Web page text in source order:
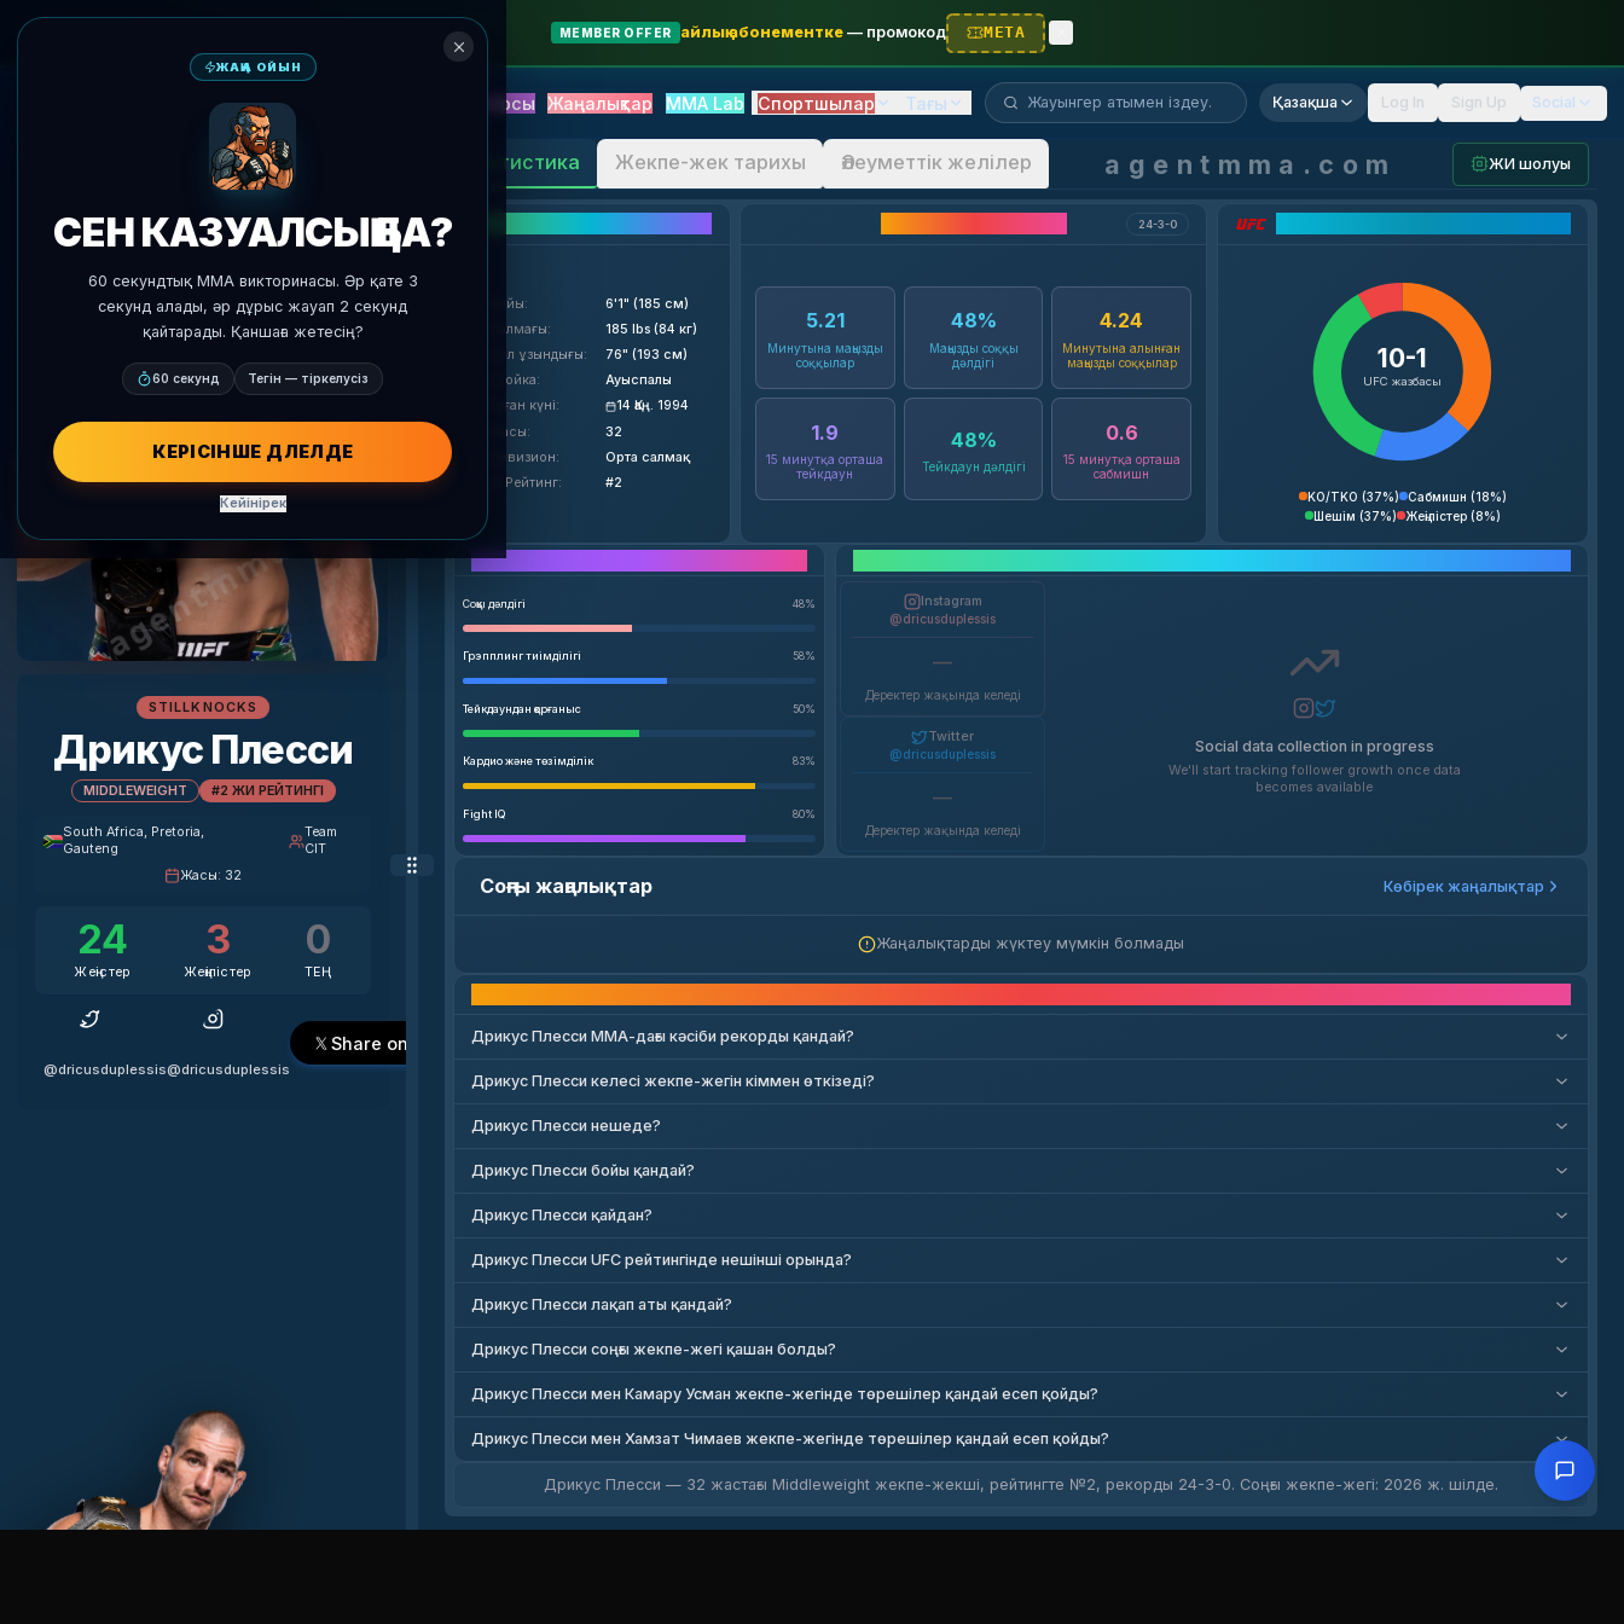
MEMBER OFFER айлық абонементке — промокод META
ЖИ Болжамдар Блиц Қарсы Жаңалықтар MMA Lab Спортшылар Тағы Жауынгерді іздеу... Қазақша Log In Sign Up Social
agentmma.com
STILLKNOCKS
Дрикус Плесси
MIDDLEWEIGHT #2 ЖИ РЕЙТИНГІ
South Africa, Pretoria,
Gauteng
Team
CIT
Жасы: 32
24
Жеңістер
3
Жеңілістер
0
ТЕҢ
@dricusduplessis@dricusduplessis
Share on X
Статистика Жекпе-жек тарихы Әлеуметтік желілер agentmma.com ЖИ шолуы
Бойы:
6'1" (185 см)
Салмағы:
185 lbs (84 кг)
Қол ұзындығы:
76" (193 см)
Стойка:
Ауыспалы
Туған күні:
14 Қаң. 1994
Жасы:
32
Дивизион:
Орта салмақ
AI Рейтинг: #2
24-3-0
5.21
Минутына маңызды
соққылар
48%
Маңызды соққы
дәлдігі
4.24
Минутына алынған
маңызды соққылар
1.9
15 минутқа орташа
тейкдаун
48%
Тейкдаун дәлдігі
0.6
15 минутқа орташа
сабмишн
10-1
UFC жазбасы
KO/TKO (37%) Сабмишн (18%)
Шешім (37%) Жеңілістер (8%)
Соққы дәлдігі 48%
Грэпплинг тиімділігі 58%
Тейкдаундан қорғаныс 50%
Кардио және төзімділік 83%
Fight IQ 80%
Instagram
@dricusduplessis
—
Деректер жақында келеді
Twitter
@dricusduplessis
—
Деректер жақында келеді
Social data collection in progress
We'll start tracking follower growth once data
becomes available
Соңғы жаңалықтар Көбірек жаңалықтар
Жаңалықтарды жүктеу мүмкін болмады
Дрикус Плесси ММА-дағы кәсіби рекорды қандай?
Дрикус Плесси келесі жекпе-жегін кіммен өткізеді?
Дрикус Плесси нешеде?
Дрикус Плесси бойы қандай?
Дрикус Плесси қайдан?
Дрикус Плесси UFC рейтингінде нешінші орында?
Дрикус Плесси лақап аты қандай?
Дрикус Плесси соңғы жекпе-жегі қашан болды?
Дрикус Плесси мен Камару Усман жекпе-жегінде төрешілер қандай есеп қойды?
Дрикус Плесси мен Хамзат Чимаев жекпе-жегінде төрешілер қандай есеп қойды?
Дрикус Плесси — 32 жастағы Middleweight жекпе-жекші, рейтингте №2, рекорды 24-3-0. Соңғы жекпе-жегі: 2026 ж. шілде.
ЖАҢА ОЙЫН
СЕН КАЗУАЛСЫҢ БА?
60 секундтық MMA викторинасы. Әр қате 3
секунд алады, әр дұрыс жауап 2 секунд
қайтарады. Қаншаға жетесің?
60 секунд Тегін — тіркелусіз
КЕРІСІНШЕ ДӘЛЕЛДЕ
Кейінірек